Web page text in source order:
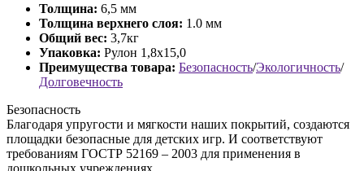
Толщина: 6,5 мм
Толщина верхнего слоя: 1.0 мм
Общий вес: 3,7кг
Упаковка: Рулон 1,8х15,0
Преимущества товара: Безопасность/Экологичность/
Долговечность
Безопасность
Благодаря упругости и мягкости наших покрытий, создаются
площадки безопасные для детских игр. И соответствуют
требованиям ГОСТР 52169 – 2003 для применения в
дошкольных учреждениях